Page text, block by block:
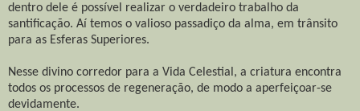
dentro dele é possível realizar o verdadeiro trabalho da
santificação. Aí temos o valioso passadiço da alma, em trânsito
para as Esferas Superiores.
Nesse divino corredor para a Vida Celestial, a criatura encontra
todos os processos de regeneração, de modo a aperfeiçoar-se
devidamente.